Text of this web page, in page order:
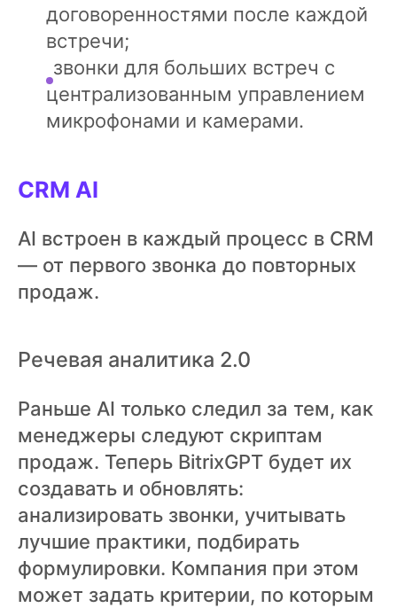
договоренностями после каждой
встречи;
звонки для больших встреч с
централизованным управлением
микрофонами и камерами.
CRM AI
AI встроен в каждый процесс в CRM
— от первого звонка до повторных
продаж.
Речевая аналитика 2.0
Раньше AI только следил за тем, как
менеджеры следуют скриптам
продаж. Теперь BitrixGPT будет их
создавать и обновлять:
анализировать звонки, учитывать
лучшие практики, подбирать
формулировки. Компания при этом
может задать критерии, по которым